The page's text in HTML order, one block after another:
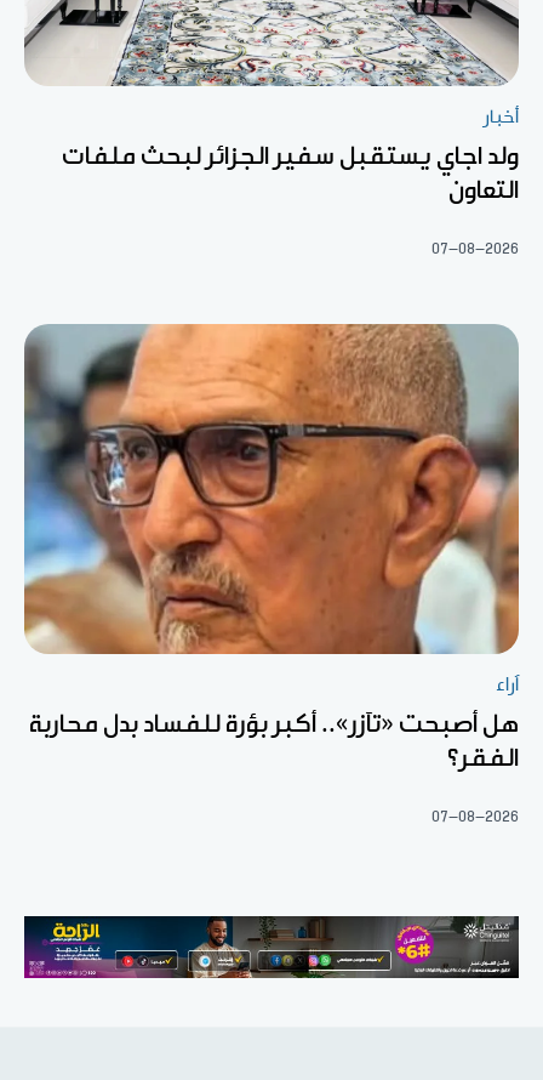
أخبار
ولد اجاي يستقبل سفير الجزائر لبحث ملفات
التعاون
07-08-2026
آراء
هل أصبحت «تآزر».. أكبر بؤرة للفساد بدل محاربة
الفقر؟
07-08-2026